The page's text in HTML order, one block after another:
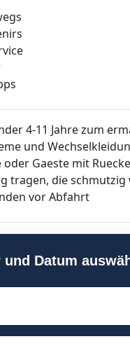
4-11 Jahre zum
und
Gaeste mit
tragen, die
vor Abfahrt
Datum